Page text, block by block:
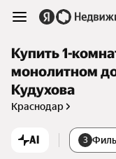
Купить 1-
монолитном
Кудухова
Краснодар
AI 3